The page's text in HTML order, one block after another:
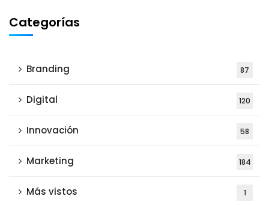
Categorías
Branding 87
Digital 120
Innovación 58
Marketing 184
Más vistos 1